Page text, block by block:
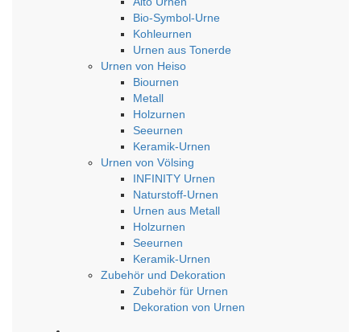
Bio-Symbol-Urne
Kohleurnen
Urnen aus Tonerde
Urnen von Heiso
Biournen
Metall
Holzurnen
Seeurnen
Keramik-Urnen
Urnen von Völsing
INFINITY Urnen
Naturstoff-Urnen
Urnen aus Metall
Holzurnen
Seeurnen
Keramik-Urnen
Zubehör und Dekoration
Zubehör für Urnen
Dekoration von Urnen